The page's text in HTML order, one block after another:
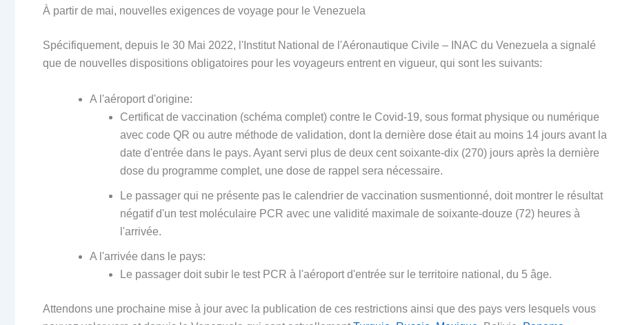
À partir de mai, nouvelles exigences de voyage pour le Venezuela
Spécifiquement, depuis le 30 Mai 2022, l'Institut National de l'Aéronautique Civile – INAC du Venezuela a signalé
que de nouvelles dispositions obligatoires pour les voyageurs entrent en vigueur, qui sont les suivants:
A l'aéroport d'origine:
Certificat de vaccination (schéma complet) contre le Covid-19, sous format physique ou numérique
avec code QR ou autre méthode de validation, dont la dernière dose était au moins 14 jours avant la
date d'entrée dans le pays. Ayant servi plus de deux cent soixante-dix (270) jours après la dernière
dose du programme complet, une dose de rappel sera nécessaire.
Le passager qui ne présente pas le calendrier de vaccination susmentionné, doit montrer le résultat
négatif d'un test moléculaire PCR avec une validité maximale de soixante-douze (72) heures à
l'arrivée.
A l'arrivée dans le pays:
Le passager doit subir le test PCR à l'aéroport d'entrée sur le territoire national, du 5 âge.
Attendons une prochaine mise à jour avec la publication de ces restrictions ainsi que des pays vers lesquels vous